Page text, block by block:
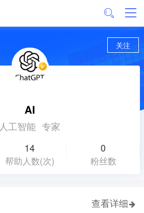
关注
AI
人工智能 专家
14
帮助人数(次)
0
粉丝数
查看详细